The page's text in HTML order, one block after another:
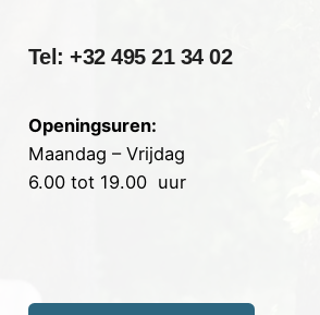
Tel: +32 495 21 34 02
Openingsuren:
Maandag – Vrijdag
6.00 tot 19.00 uur